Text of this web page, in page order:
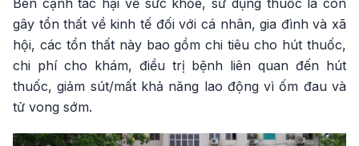
Bên cạnh tác hại về sức khỏe, sử dụng thuốc lá còn
gây tổn thất về kinh tế đối với cá nhân, gia đình và xã
hội, các tổn thất này bao gồm chi tiêu cho hút thuốc,
chi phí cho khám, điều trị bệnh liên quan đến hút
thuốc, giảm sút/mất khả năng lao động vì ốm đau và
tử vong sớm.